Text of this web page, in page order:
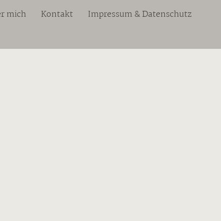
mich Kontakt Impressum & Datenschutz